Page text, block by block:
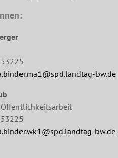
bw.de
bw.de